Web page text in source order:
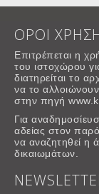
ΟΡΟΙ
Επιτρέπεται η
του ιστοχώρου
διατηρείται το
να το
στην πηγή
Για
αδείας στον
να αναζητηθεί η
δικαιωμάτων.